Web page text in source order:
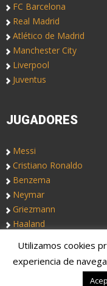
FC Barcelona
Real Madrid
Atlético de Madrid
Manchester City
Liverpool
Juventus
JUGADORES
Messi
Cristiano Ronaldo
Benzema
Neymar
Griezmann
Haaland
Copyright © 2019.
colectivo. Fichajes,
Utilizamos cookies
experiencia de